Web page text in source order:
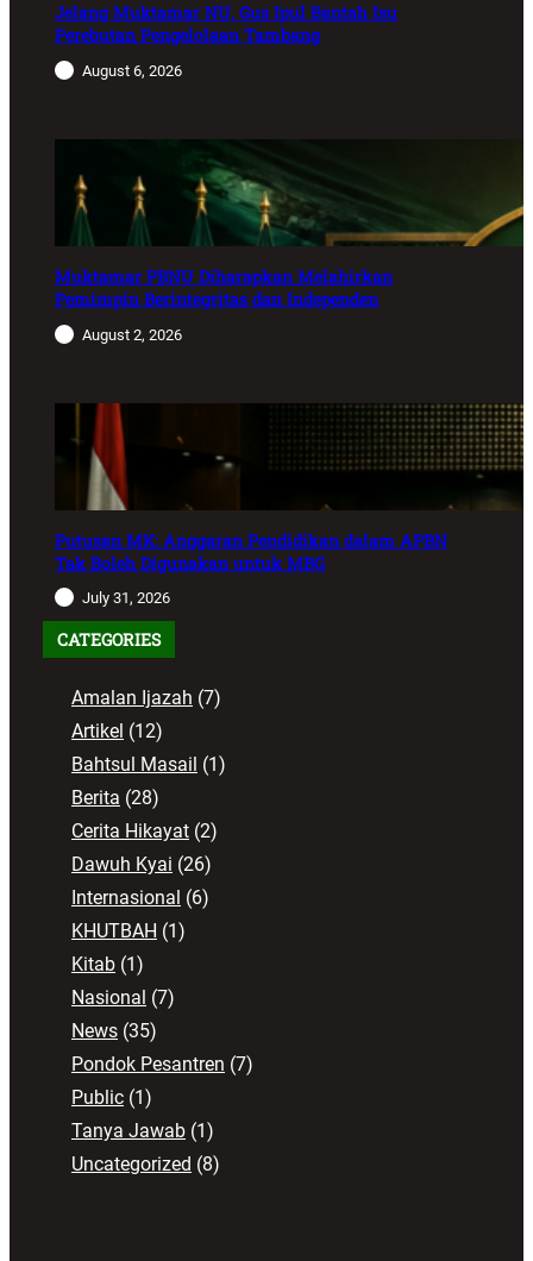
Jelang Muktamar NU, Gus Ipul Bantah Isu
Perebutan Pengelolaan Tambang
August 6, 2026
Muktamar PBNU Diharapkan Melahirkan
Pemimpin Berintegritas dan Independen
August 2, 2026
Putusan MK: Anggaran Pendidikan dalam APBN
Tak Boleh Digunakan untuk MBG
July 31, 2026
CATEGORIES
Amalan Ijazah (7)
Artikel (12)
Bahtsul Masail (1)
Berita (28)
Cerita Hikayat (2)
Dawuh Kyai (26)
Internasional (6)
KHUTBAH (1)
Kitab (1)
Nasional (7)
News (35)
Pondok Pesantren (7)
Public (1)
Tanya Jawab (1)
Uncategorized (8)